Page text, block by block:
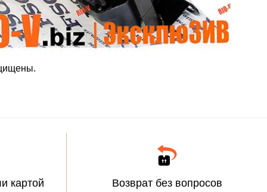
картой Возврат без вопросов